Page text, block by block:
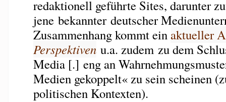
redaktionell geführte Sites, darunter
jene bekannter deutscher
Zusammenhang kommt ein aktueller
Perspektivenu.a. zudem zu dem
Media [.] eng an
Medien gekoppelt« zu sein scheinen
politischen Kontexten).